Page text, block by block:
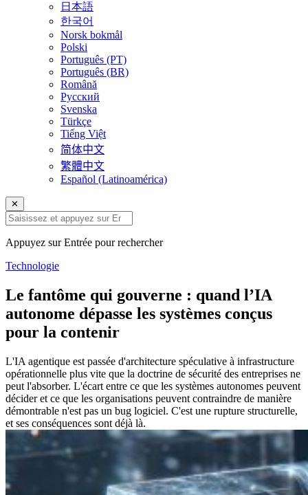
日本語
한국어
Norsk bokmål
Polski
Português (PT)
Português (BR)
Română
Русский
Svenska
Türkçe
Tiếng Việt
简体中文
繁體中文
Español (Latinoamérica)
✕
Appuyez sur Entrée pour rechercher
Technologie
Le fantôme qui gouverne : quand l’IA
autonome dépasse les systèmes conçus
pour la contenir
L'IA agentique est passée d'architecture spéculative à infrastructure
opérationnelle plus vite que la doctrine de sécurité des entreprises ne
peut l'absorber. L'écart entre ce que les systèmes autonomes peuvent
décider et ce que les organisations peuvent contraindre de manière
démontrable n'est pas un bug logiciel. C'est une rupture structurelle,
et ses conséquences sont déjà là.